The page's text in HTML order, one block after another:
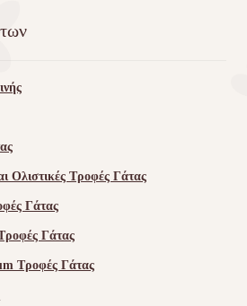
Ολιστικές Τροφές Γάτας
Γάτας
Γάτας
Τροφές Γάτας